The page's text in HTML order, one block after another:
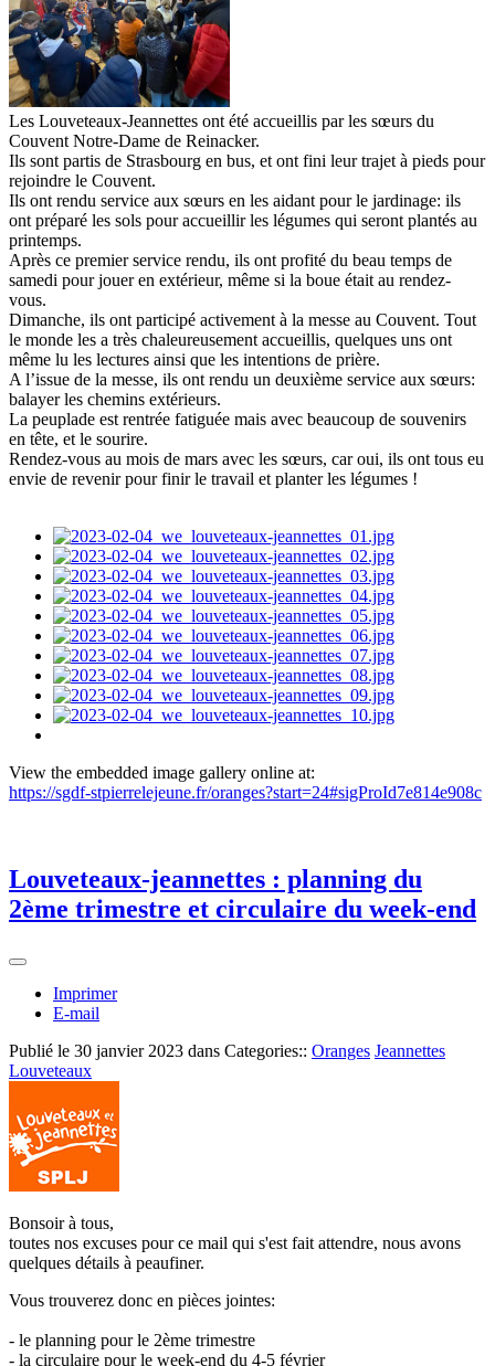
Les Louveteaux-Jeannettes ont été accueillis par les sœurs du
Couvent Notre-Dame de Reinacker.
Ils sont partis de Strasbourg en bus, et ont fini leur trajet à pieds pour
rejoindre le Couvent.
Ils ont rendu service aux sœurs en les aidant pour le jardinage: ils
ont préparé les sols pour accueillir les légumes qui seront plantés au
printemps.
Après ce premier service rendu, ils ont profité du beau temps de
samedi pour jouer en extérieur, même si la boue était au rendez-
vous.
Dimanche, ils ont participé activement à la messe au Couvent. Tout
le monde les a très chaleureusement accueillis, quelques uns ont
même lu les lectures ainsi que les intentions de prière.
A l’issue de la messe, ils ont rendu un deuxième service aux sœurs:
balayer les chemins extérieurs.
La peuplade est rentrée fatiguée mais avec beaucoup de souvenirs
en tête, et le sourire.
Rendez-vous au mois de mars avec les sœurs, car oui, ils ont tous eu
envie de revenir pour finir le travail et planter les légumes !
View the embedded image gallery online at:
https://sgdf-stpierrelejeune.fr/oranges?start=24#sigProId7e814e908c
Louveteaux-jeannettes : planning du
2ème trimestre et circulaire du week-end
Imprimer
E-mail
Publié le 30 janvier 2023 dans Categories:: Oranges Jeannettes
Louveteaux
Bonsoir à tous,
toutes nos excuses pour ce mail qui s'est fait attendre, nous avons
quelques détails à peaufiner.
Vous trouverez donc en pièces jointes:
- le planning pour le 2ème trimestre
- la circulaire pour le week-end du 4-5 février